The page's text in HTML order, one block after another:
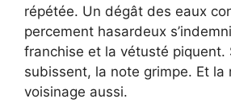
répétée. Un dégât des eaux
percement hasardeux
franchise et la vétusté piquent.
subissent, la note grimpe. Et la
voisinage aussi.